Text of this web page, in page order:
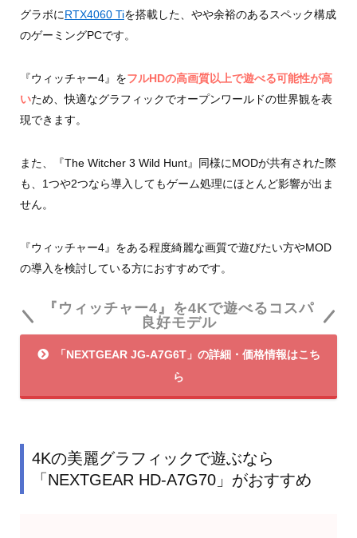
グラボにRTX4060 Tiを搭載した、やや余裕のあるスペック構成
のゲーミングPCです。
『ウィッチャー4』をフルHDの高画質以上で遊べる可能性が高
いため、快適なグラフィックでオープンワールドの世界観を表
現できます。
また、『The Witcher 3 Wild Hunt』同様にMODが共有された際
も、1つや2つなら導入してもゲーム処理にほとんど影響が出ま
せん。
『ウィッチャー4』をある程度綺麗な画質で遊びたい方やMOD
の導入を検討している方におすすめです。
『ウィッチャー4』を4Kで遊べるコスパ
良好モデル
「NEXTGEAR JG-A7G6T」の詳細・価格情報はこち
ら
4Kの美麗グラフィックで遊ぶなら
「NEXTGEAR HD-A7G70」がおすすめ